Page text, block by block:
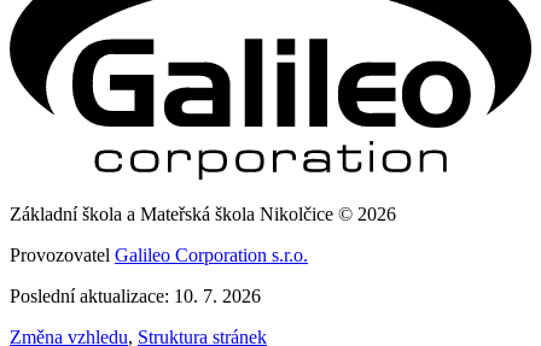
Základní škola a Mateřská škola Nikolčice © 2026
Provozovatel Galileo Corporation s.r.o.
Poslední aktualizace: 10. 7. 2026
Změna vzhledu, Struktura stránek